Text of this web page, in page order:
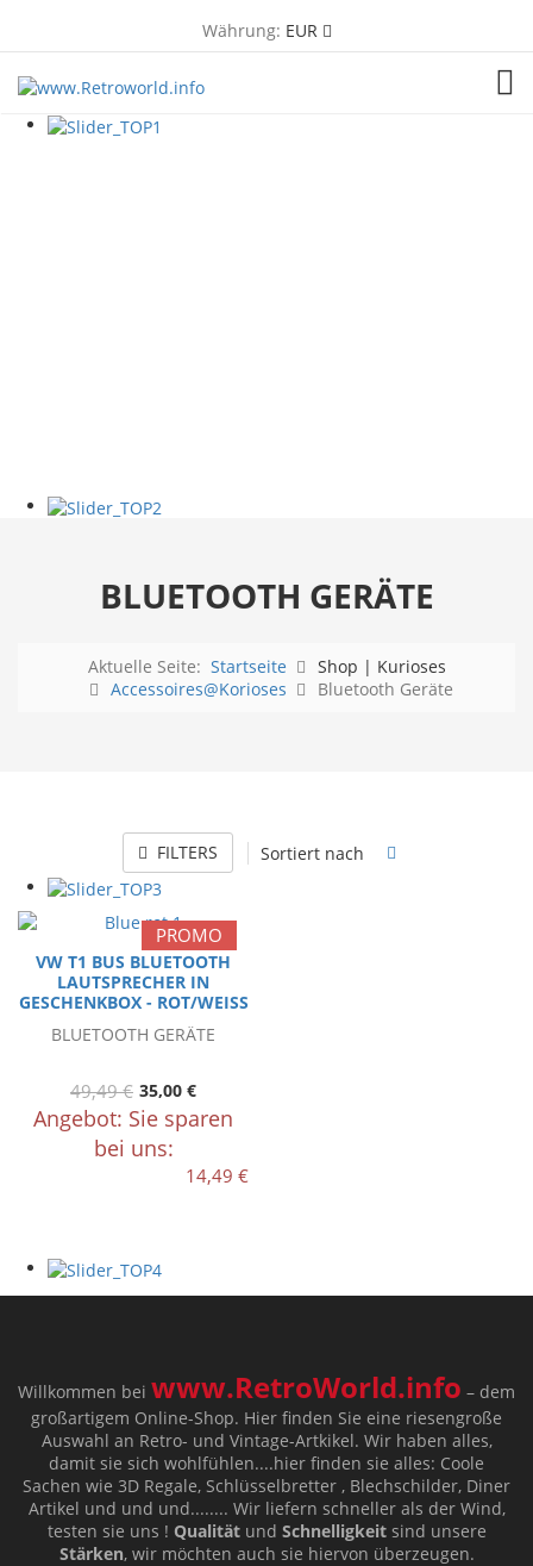
Währung: EUR
BLUETOOTH GERÄTE
Aktuelle Seite: Startseite
Shop | Kurioses
Accessoires@Korioses
Bluetooth Geräte
FILTERS Sortiert nach
PROMO
VW T1 BUS BLUETOOTH
LAUTSPRECHER IN
GESCHENKBOX - ROT/WEISS
BLUETOOTH GERÄTE
49,49 € 35,00 €
Angebot: Sie sparen
bei uns:
14,49 €
Willkommen bei www.RetroWorld.info – dem
großartigem Online-Shop. Hier finden Sie eine riesengroße
Auswahl an Retro- und Vintage-Artkikel. Wir haben alles,
damit sie sich wohlfühlen....hier finden sie alles: Coole
Sachen wie 3D Regale, Schlüsselbretter , Blechschilder, Diner
Artikel und und und........ Wir liefern schneller als der Wind,
testen sie uns ! Qualitätund Schnelligkeitsind unsere
Stärken, wir möchten auch sie hiervon überzeugen.